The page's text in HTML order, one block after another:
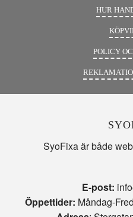
HUR
POLICY
SyoFixa är både
E-post:
Öppettider: Måndag-